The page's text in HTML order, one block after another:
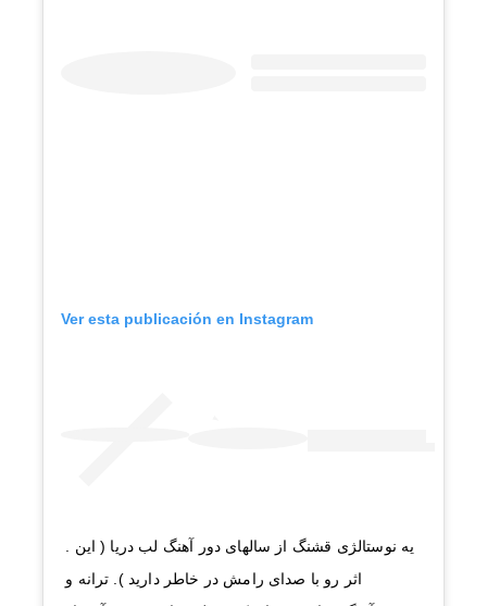
Ver esta publicación en Instagram
اثر رو با صدای رامش در خاطر دارید ). ترانه و